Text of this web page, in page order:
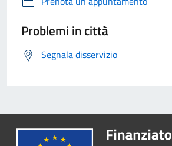
Problemi in città
Segnala disservizio